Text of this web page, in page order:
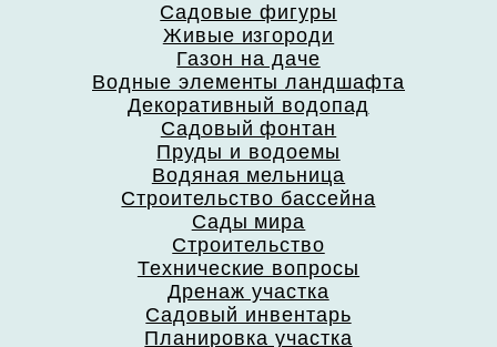
Садовые фигуры
Живые изгороди
Газон на даче
Водные элементы ландшафта
Декоративный водопад
Садовый фонтан
Пруды и водоемы
Водяная мельница
Строительство бассейна
Сады мира
Строительство
Технические вопросы
Дренаж участка
Садовый инвентарь
Планировка участка